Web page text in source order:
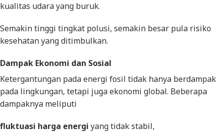
kualitas udara yang buruk.
Semakin tinggi tingkat polusi, semakin besar pula risiko
kesehatan yang ditimbulkan.
Dampak Ekonomi dan Sosial
Ketergantungan pada energi fosil tidak hanya berdampak
pada lingkungan, tetapi juga ekonomi global. Beberapa
dampaknya meliputi
fluktuasi harga energi yang tidak stabil,